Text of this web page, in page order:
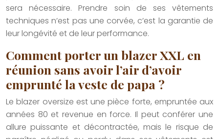
sera nécessaire. Prendre soin de ses vêtements
techniques n’est pas une corvée, c’est la garantie de
leur longévité et de leur performance.
Comment porter un blazer XXL en
réunion sans avoir l’air d’avoir
emprunté la veste de papa ?
Le blazer oversize est une pièce forte, empruntée aux
années 80 et revenue en force. Il peut conférer une
allure puissante et décontractée, mais le risque de